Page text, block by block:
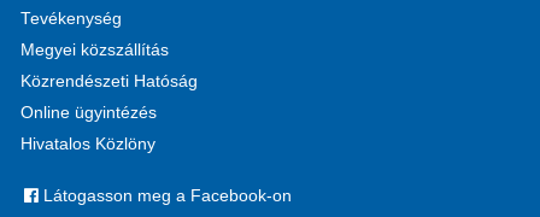
Tevékenység
Megyei közszállítás
Közrendészeti Hatóság
Online ügyintézés
Hivatalos Közlöny
Látogasson meg a Facebook-on